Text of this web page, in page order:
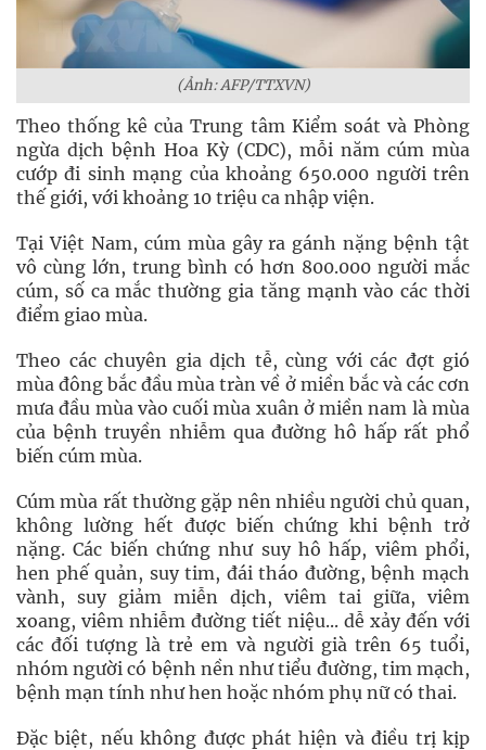
(Ảnh: AFP/TTXVN)
Theo thống kê của Trung tâm Kiểm soát và Phòng
ngừa dịch bệnh Hoa Kỳ (CDC), mỗi năm cúm mùa
cướp đi sinh mạng của khoảng 650.000 người trên
thế giới, với khoảng 10 triệu ca nhập viện.
Tại Việt Nam, cúm mùa gây ra gánh nặng bệnh tật
vô cùng lớn, trung bình có hơn 800.000 người mắc
cúm, số ca mắc thường gia tăng mạnh vào các thời
điểm giao mùa.
Theo các chuyên gia dịch tễ, cùng với các đợt gió
mùa đông bắc đầu mùa tràn về ở miền bắc và các cơn
mưa đầu mùa vào cuối mùa xuân ở miền nam là mùa
của bệnh truyền nhiễm qua đường hô hấp rất phổ
biến cúm mùa.
Cúm mùa rất thường gặp nên nhiều người chủ quan,
không lường hết được biến chứng khi bệnh trở
nặng. Các biến chứng như suy hô hấp, viêm phổi,
hen phế quản, suy tim, đái tháo đường, bệnh mạch
vành, suy giảm miễn dịch, viêm tai giữa, viêm
xoang, viêm nhiễm đường tiết niệu... dễ xảy đến với
các đối tượng là trẻ em và người già trên 65 tuổi,
nhóm người có bệnh nền như tiểu đường, tim mạch,
bệnh mạn tính như hen hoặc nhóm phụ nữ có thai.
Đặc biệt, nếu không được phát hiện và điều trị kịp